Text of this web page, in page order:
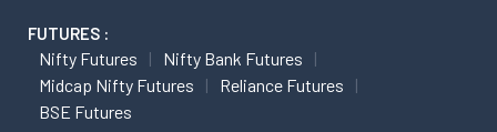
FUTURES :
Nifty Futures
Nifty Bank Futures
Midcap Nifty Futures
Reliance Futures
BSE Futures